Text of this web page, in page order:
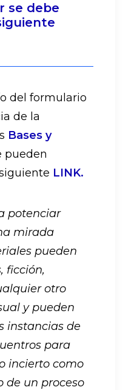
se debe
del formulario
de la
Bases y
pueden
LINK.
potenciar
mirada
pueden
ficción,
otro
y pueden
instancias de
para
incierto como
de un proceso